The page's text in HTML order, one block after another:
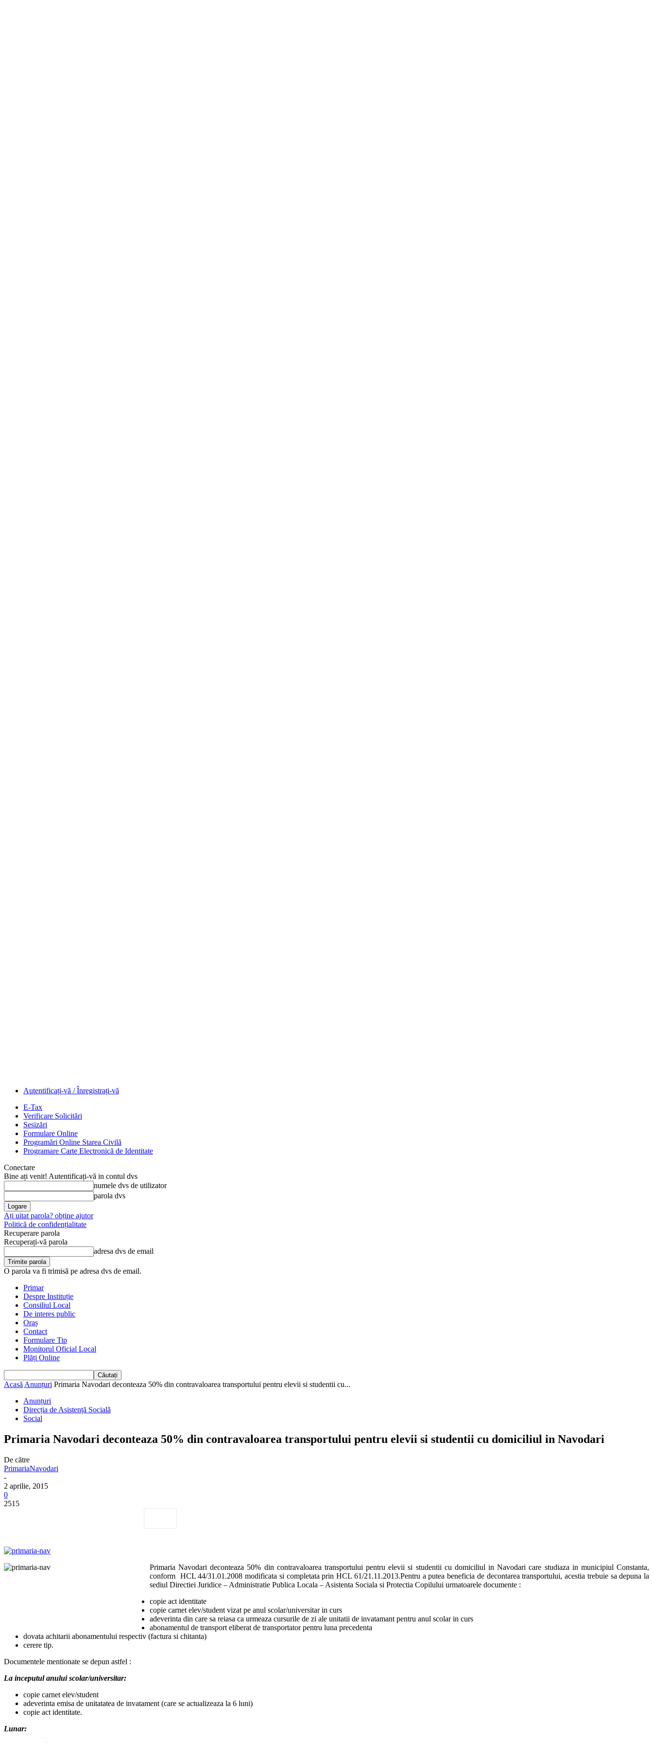
Autentificați-vă / Înregistrați-vă
E-Tax
Verificare Solicitări
Sesizări
Formulare Online
Programări Online Starea Civilă
Programare Carte Electronică de Identitate
Conectare
Bine ați venit! Autentificați-vă in contul dvs
numele dvs de utilizator
parola dvs
Ați uitat parola? obține ajutor
Politică de confidențialitate
Recuperare parola
Recuperați-vă parola
adresa dvs de email
O parola va fi trimisă pe adresa dvs de email.
Primar
Despre Instituție
Consiliul Local
De interes public
Oraș
Contact
Formulare Tip
Monitorul Oficial Local
Plăți Online
Acasă Anunțuri Primaria Navodari deconteaza 50% din contravaloarea transportului pentru elevii si studentii cu...
Anunțuri
Direcția de Asistență Socială
Social
Primaria Navodari deconteaza 50% din contravaloarea transportului pentru elevii si studentii cu domiciliul in Navodari
De către
PrimariaNavodari
-
2 aprilie, 2015
0
2515
Primaria Navodari deconteaza 50% din contravaloarea transportului pentru elevii si studentii cu domiciliul in Navodari care studiaza in municipiul Constanta,
conform HCL 44/31.01.2008 modificata si completata prin HCL 61/21.11.2013.Pentru a putea beneficia de decontarea transportului, acestia trebuie sa depuna la
sediul Directiei Juridice – Administratie Publica Locala – Asistenta Sociala si Protectia Copilului urmatoarele documente :
copie act identitate
copie carnet elev/student vizat pe anul scolar/universitar in curs
adeverinta din care sa reiasa ca urmeaza cursurile de zi ale unitatii de invatamant pentru anul scolar in curs
abonamentul de transport eliberat de transportator pentru luna precedenta
dovata achitarii abonamentului respectiv (factura si chitanta)
cerere tip.
Documentele mentionate se depun astfel :
La inceputul anului scolar/universitar:
copie carnet elev/student
adeverinta emisa de unitatatea de invatament (care se actualizeaza la 6 luni)
copie act identitate.
Lunar: